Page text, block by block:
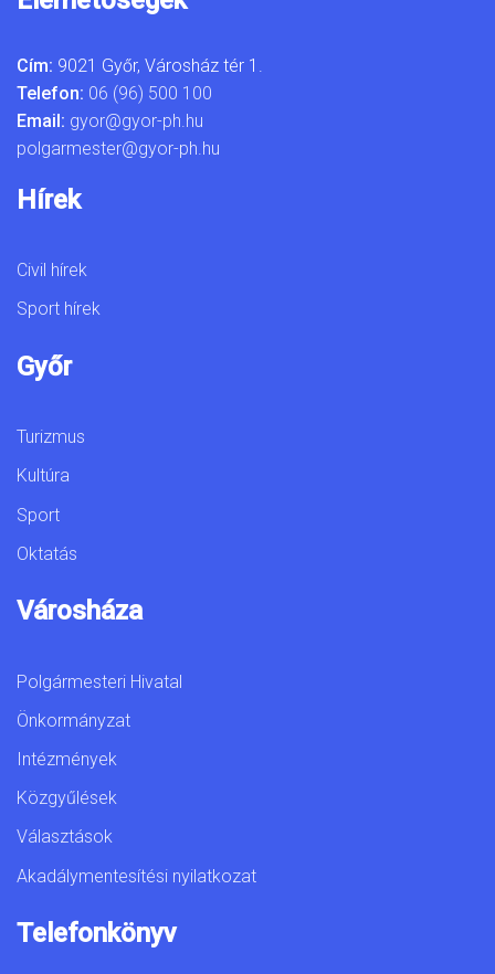
Cím: 9021 Győr, Városház tér 1.
Telefon: 06 (96) 500 100
Email: gyor@gyor-ph.hu
polgarmester@gyor-ph.hu
Hírek
Civil hírek
Sport hírek
Győr
Turizmus
Kultúra
Sport
Oktatás
Városháza
Polgármesteri Hivatal
Önkormányzat
Intézmények
Közgyűlések
Választások
Akadálymentesítési nyilatkozat
Telefonkönyv